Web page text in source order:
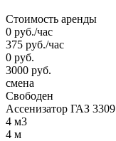
Стоимость аренды
0 руб./час
375 руб./час
0 руб.
3000 руб.
смена
Свободен
Ассенизатор ГАЗ 3309
4 м3
4 м